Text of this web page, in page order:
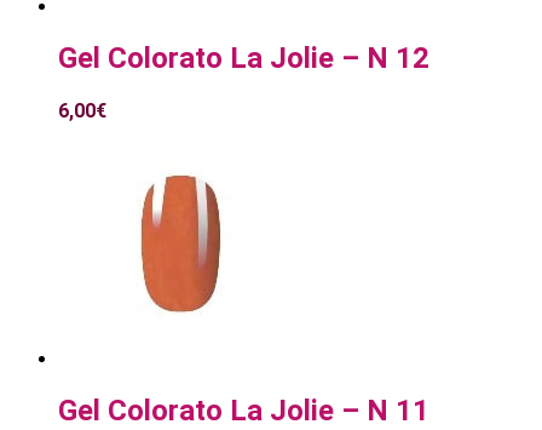
Gel Colorato La Jolie – N 12
6,00€
Gel Colorato La Jolie – N 11